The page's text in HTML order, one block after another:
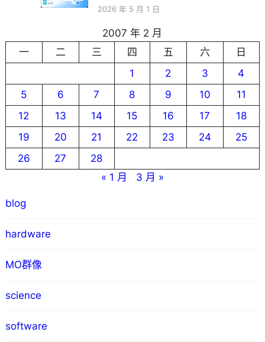
2026 年 5 月 1 日
2007 年 2 月
一
二 三 四 五 六
日
1
2 3
4
5
6 7 8 9 10
11
12
13 14 15 16 17
18
19
20 21 22 23 24
25
26
27
28
« 1 月
3 月 »
blog
hardware
MO群像
science
software